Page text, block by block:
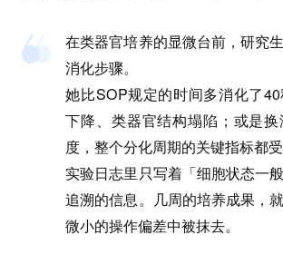
在类器官培养的显微台前，研究
消化步骤。
她比SOP规定的时间多消化了
下降、类器官结构塌陷；或是
度，整个分化周期的关键指标都受
实验日志里只写着「细胞状态一
追溯的信息。几周的培养成果，
微小的操作偏差中被抹去。